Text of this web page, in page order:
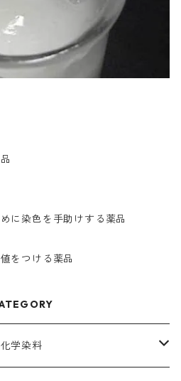
に染色を手助けする薬品
をつける薬品
学染料